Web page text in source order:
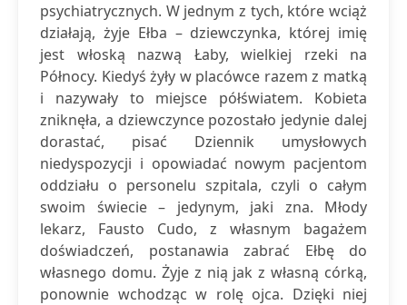
psychiatrycznych. W jednym z tych, które wciąż
działają, żyje Ełba – dziewczynka, której imię
jest włoską nazwą Łaby, wielkiej rzeki na
Północy. Kiedyś żyły w placówce razem z matką
i nazywały to miejsce półświatem. Kobieta
zniknęła, a dziewczynce pozostało jedynie dalej
dorastać, pisać Dziennik umysłowych
niedyspozycji i opowiadać nowym pacjentom
oddziału o personelu szpitala, czyli o całym
swoim świecie – jedynym, jaki zna. Młody
lekarz, Fausto Cudo, z własnym bagażem
doświadczeń, postanawia zabrać Ełbę do
własnego domu. Żyje z nią jak z własną córką,
ponownie wchodząc w rolę ojca. Dzięki niej